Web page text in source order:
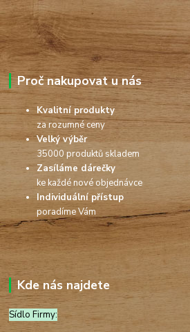
Proč nakupovat u nás
Kvalitní produkty
za rozumné ceny
Velký výběr
35000 produktů skladem
Zasíláme dárečky
ke každé nové objednávce
Individuální přístup
poradíme Vám
Kde nás najdete
Sídlo Firmy: